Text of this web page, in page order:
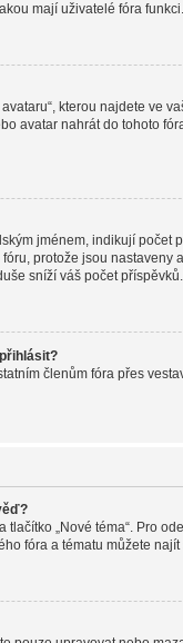
mají uživatelé fóra
kterou najdete ve
avatar nahrát do tohoto
jménem, indikují
protože jsou
sníží váš počet příspěvků.
členům fóra přes
„Nové téma“. Pro
fóra a tématu můžete